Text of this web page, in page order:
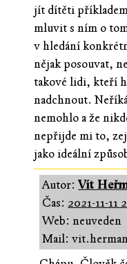
jít dítěti
mluvit s ním o
v hledání
nějak posouvat,
takové lidi, kteří
nadchnout.
nemohlo a že
nepřijde mi to,
jako ideální
Autor:Vít
Čas: 2021-11-11
Web: neuveden
Mail: